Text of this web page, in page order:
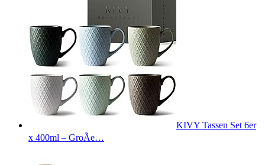
KIVY Tassen Set 6er
x 400ml – GroÃe…